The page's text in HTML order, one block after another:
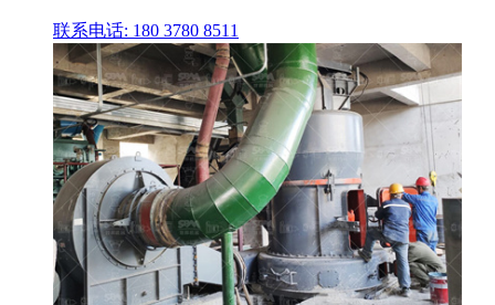
联系电话: 180 3780 8511